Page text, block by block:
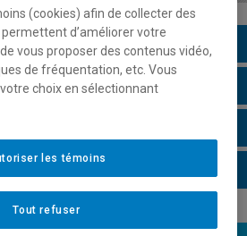
(cookies) afin de collecter des
d’améliorer votre
vous proposer des contenus vidéo,
de fréquentation, etc. Vous
choix en sélectionnant
Tout refuser
les témoins